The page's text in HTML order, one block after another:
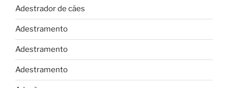
Adestrador de cães
Adestramento
Adestramento
Adestramento